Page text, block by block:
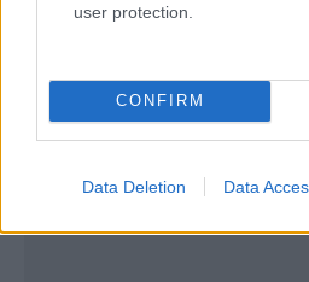
user protection.
CONFIRM
Data Deletion Data